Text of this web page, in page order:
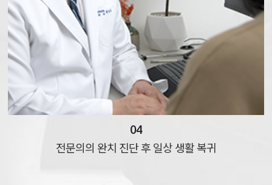
04
전문의의 완치 진단 후일상 생활 복귀